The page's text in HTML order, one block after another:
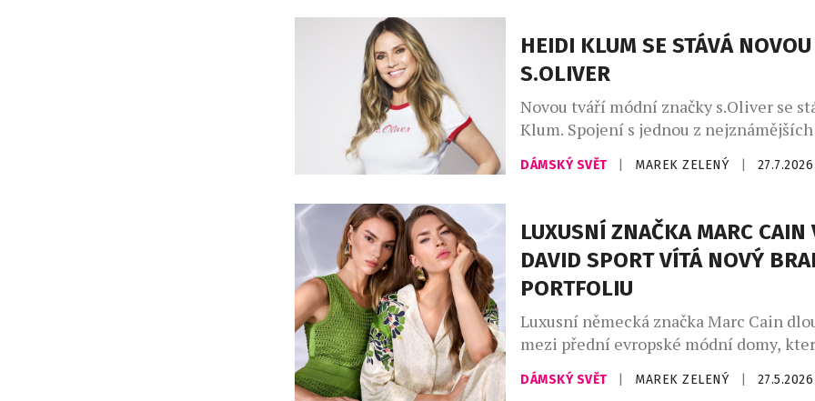
kolekci najdete stylové modely na
pilates, fitness, stejně jako luxusní
resortwear – […]
HEIDI KLUM SE STÁVÁ NOVOU
S.OLIVER
Novou tváří módní značky s.Oliver se
Klum. Spojení s jednou z nejznámějších
módního průmyslu upevňuje pozici
dostupné ležérní módy a přináší svěží
ikony Heidi Klum získává s.Oliver jednu
nejznámějších osobností světové módy.
snoubí globální charisma […]
DÁMSKÝ SVĚT MAREK ZELENÝ 27.7.2026
LUXUSNÍ ZNAČKA MARC CAIN
DAVID SPORT VÍTÁ NOVÝ
PORTFOLIU
Luxusní německá značka Marc Cain
mezi přední evropské módní domy,
současnou podobu ženské elegance.
precizního zpracování, inovativních
DÁMSKÝ SVĚT MAREK ZELENÝ 27.5.2026